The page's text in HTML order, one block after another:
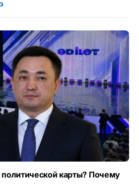
политической карты? Почему